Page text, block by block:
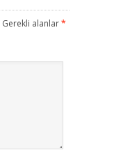
Gerekli alanlar*